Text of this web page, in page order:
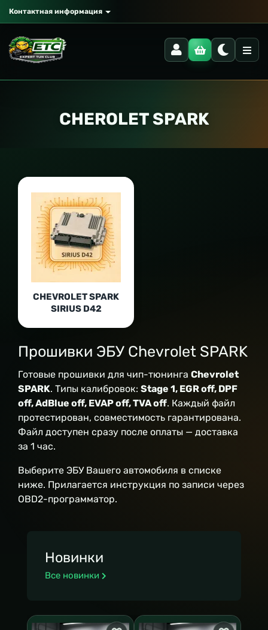
Контактная информация
CHEROLET SPARK
CHEVROLET SPARK
SIRIUS D42
Прошивки ЭБУ Chevrolet SPARK
Готовые прошивки для чип-тюнинга Chevrolet
SPARK. Типы калибровок: Stage 1, EGR off, DPF
off, AdBlue off, EVAP off, TVA off. Каждый файл
протестирован, совместимость гарантирована.
Файл доступен сразу после оплаты — доставка
за 1 час.
Выберите ЭБУ Вашего автомобиля в списке
ниже. Прилагается инструкция по записи через
OBD2-программатор.
Новинки
Все новинки